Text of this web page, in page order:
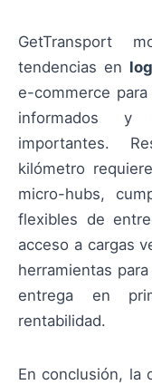
GetTransport
tendencias en
e-commerce
informados y
importantes.
kilómetro
micro-hubs,
flexibles de
acceso a cargas
herramientas
entrega en
rentabilidad.
En conclusión, la